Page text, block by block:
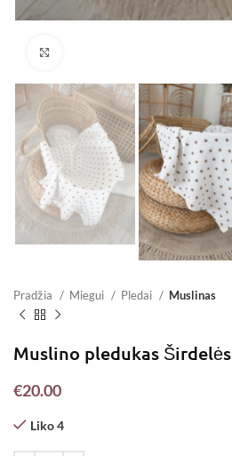
Pradžia Miegui Pledai Muslinas
Muslino pledukas Širdelės
€20.00
Liko 4